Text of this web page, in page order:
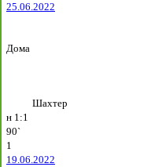
25.06.2022
Дома
Шахтер
н 1:1
90`
1
19.06.2022